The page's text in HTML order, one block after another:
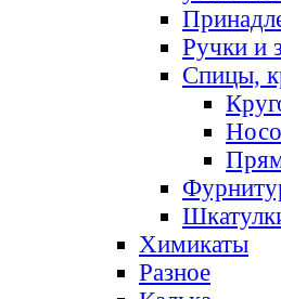
Ручки и
Спицы,
Химикаты
Разное